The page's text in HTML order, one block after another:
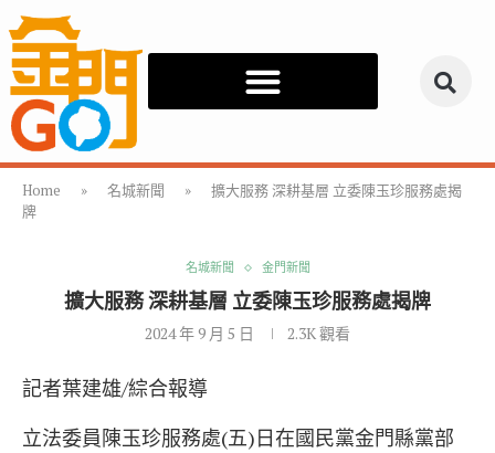
Home » 名城新聞 »
擴大服務 深耕基層 立委陳玉珍服務處揭
牌
名城新聞 金門新聞
擴大服務 深耕基層 立委陳玉珍服務處揭牌
2024 年 9 月 5 日 2.3K觀看
記者葉建雄/綜合報導
立法委員陳玉珍服務處(五)日在國民黨金門縣黨部